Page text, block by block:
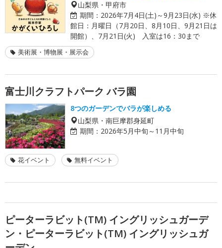
山梨県・甲府市
期間： 2026年7月4日(土)～9月23日(水) ※休
館日：月曜日（7月20日、8月10日、9月21日は
開館）、7月21日(火) 入室は16：30まで
美術展・博物展・展示会
富士川クラフトパーク バラ園
8つのガーデンでバラが楽しめる
山梨県・南巨摩郡身延町
期間： 2026年5月中旬～11月中旬
花イベント 無料イベント
ピーターラビット(TM) イングリッシュガーデ
ン・ピーターラビット(TM) イングリッシュガ